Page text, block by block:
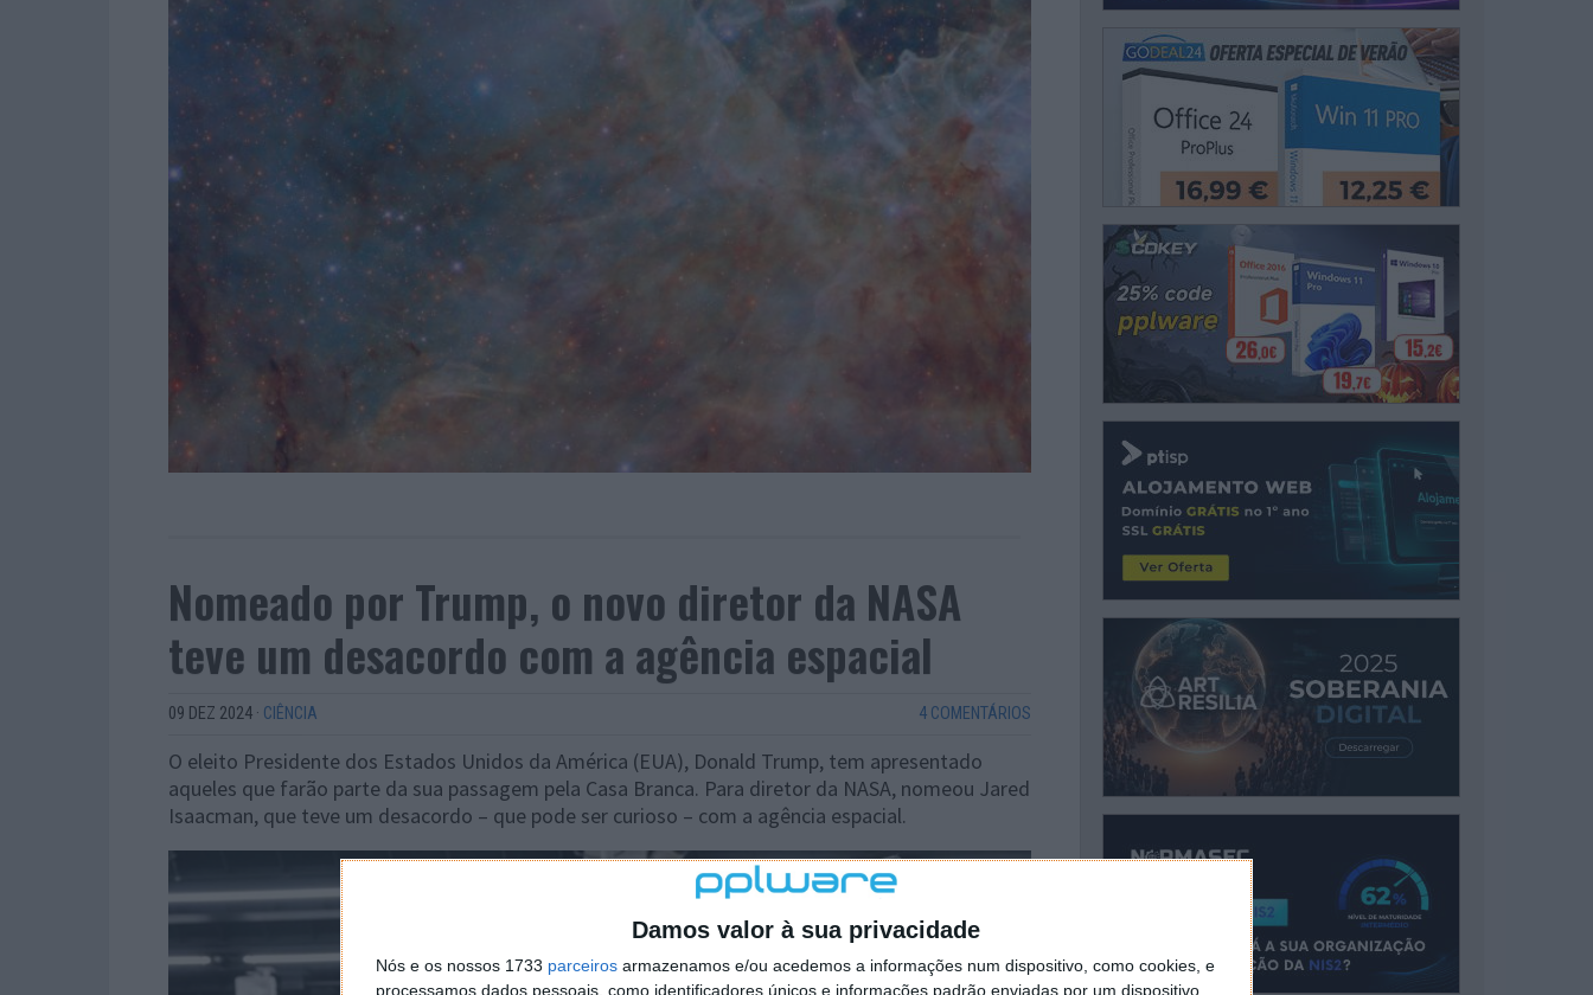
Damos valor à sua privacidade
Nós e os nossos 1733 parceiros armazenamos e/ou acedemos a informações num dispositivo, como cookies, e
processamos dados pessoais, como identificadores únicos e informações padrão enviadas por um dispositivo
Nomeado por Trump, o novo diretor da NASA
teve um desacordo com a agência espacial
09 DEZ 2024 · CIÊNCIA 4 COMENTÁRIOS
O eleito Presidente dos Estados Unidos da América (EUA), Donald Trump, tem apresentado
aqueles que farão parte da sua passagem pela Casa Branca. Para diretor da NASA, nomeou Jared
Isaacman, que teve um desacordo – que pode ser curioso – com a agência espacial.